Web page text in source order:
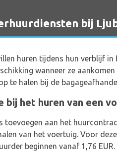
bij
huren tijdens hun verblijf
wanneer ze
te halen bij de
bij het huren van een
toevoegen aan het
van het voertuig. Voor
beginnen vanaf 1,76